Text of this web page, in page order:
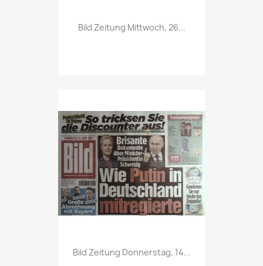
Vorschau
Bild Zeitung Mittwoch, 26...
Vorschau
Bild Zeitung Donnerstag, 14...